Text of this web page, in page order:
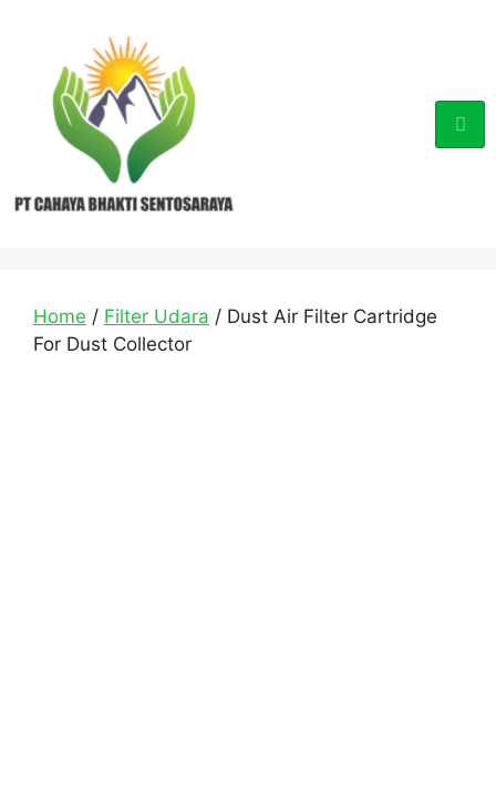
Home / Filter Udara / Dust Air Filter Cartridge
For Dust Collector